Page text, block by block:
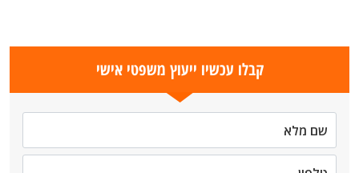
קבלו עכשיו ייעוץ משפטי אישי